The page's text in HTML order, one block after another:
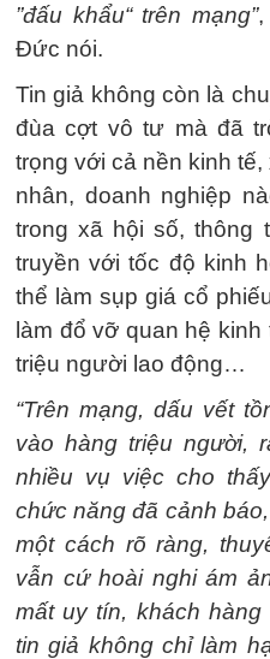
”đấu khẩu“ trên mạng”,
Đức nói.
Tin giả không còn là
đùa cợt vô tư mà đã
trọng với cả nền kinh
nhân, doanh nghiệp
trong xã hội số, thông
truyền với tốc độ kinh
thể làm sụp giá cổ
làm đổ vỡ quan hệ
triệu người lao động…
“Trên mạng, dấu vết
vào hàng triệu người,
nhiều vụ việc cho
chức năng đã cảnh
một cách rõ ràng,
vẫn cứ hoài nghi ám
mất uy tín, khách
tin giả không chỉ làm